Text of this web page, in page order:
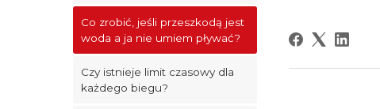
Co zrobić, jeśli przeszkodą jest
woda a ja nie umiem pływać?
Czy istnieje limit czasowy dla
każdego biegu?